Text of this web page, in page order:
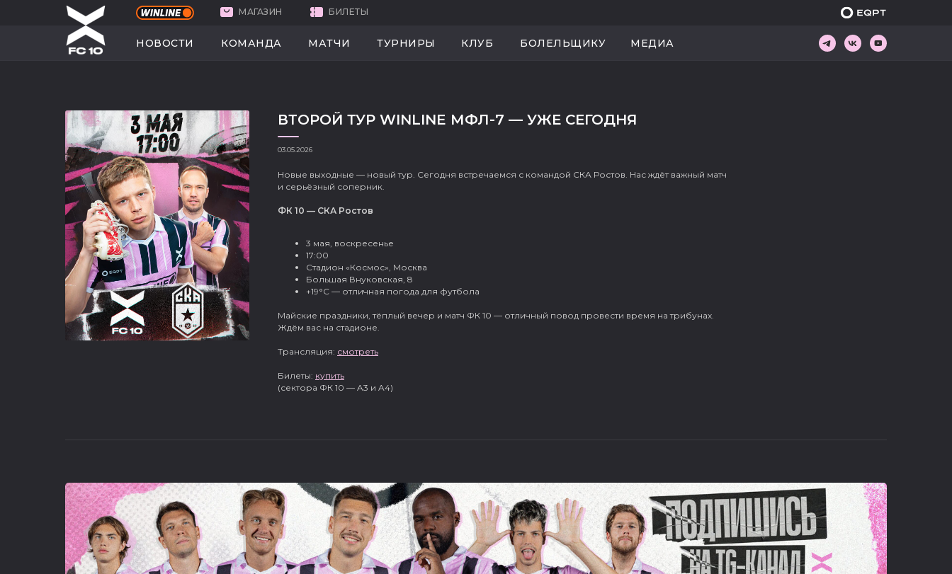
КОМАНДА
НОВОСТИ
КОМАНДА
НОВОСТИ МАТЧИ ТУРНИРЫ КЛУБ МЕДИА
БОЛЕЛЬЩИКУ
МАГАЗИН БИЛЕТЫ
ВТОРОЙ ТУР WINLINE МФЛ-7 — УЖЕ СЕГОДНЯ
Новые выходные — новый тур. Сегодня встречаемся с командой СКА Ростов. Нас ждёт важный матч
и серьёзный соперник.
ФК 10 — СКА Ростов
3 мая, воскресенье
17:00
Стадион «Космос», Москва
Большая Внуковская, 8
+19°C — отличная погода для футбола
Майские праздники, тёплый вечер и матч ФК 10 — отличный повод провести время на трибунах.
Ждём вас на стадионе.
Трансляция: смотреть
Билеты: купить
(сектора ФК 10 — A3 и A4)
03.05.2026